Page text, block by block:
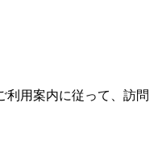
利用案内に従って、訪問